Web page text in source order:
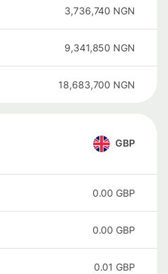
3,736,740 NGN
9,341,850 NGN
18,683,700 NGN
GBP
0.00 GBP
0.00 GBP
0.01 GBP